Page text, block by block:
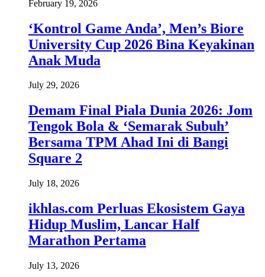
February 19, 2026
‘Kontrol Game Anda’, Men’s Biore
University Cup 2026 Bina Keyakinan
Anak Muda
July 29, 2026
Demam Final Piala Dunia 2026: Jom
Tengok Bola & ‘Semarak Subuh’
Bersama TPM Ahad Ini di Bangi
Square 2
July 18, 2026
ikhlas.com Perluas Ekosistem Gaya
Hidup Muslim, Lancar Half
Marathon Pertama
July 13, 2026